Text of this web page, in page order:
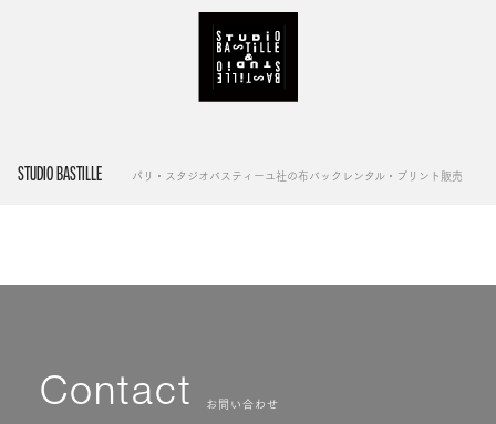
STUDIO BASTILLE パリ・スタジオバスティーユ社の布バックレンタル・プリント販売
Contact お問い合わせ